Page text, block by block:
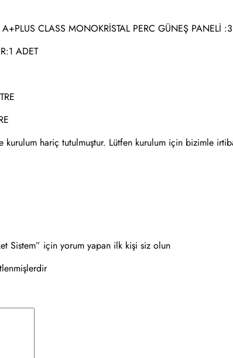
CLASS MONOKRİSTAL PERC GÜNEŞ PANELİ
ADET
kurulum hariç tutulmuştur. Lütfen kurulum için bizimle
Sistem” için yorum yapan ilk kişi siz olun